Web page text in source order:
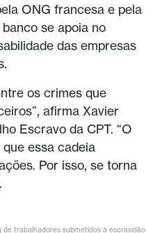
ONG francesa e pela
se apoia no
das empresas
os crimes que
afirma Xavier
Escravo da CPT. “O
essa cadeia
Por isso, se torna
trabalhadores submetidos à escravidão